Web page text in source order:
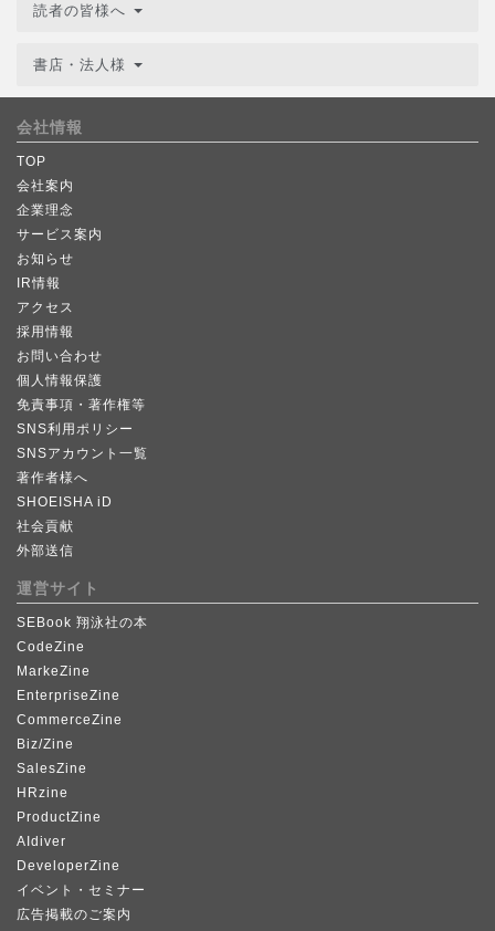
読者の皆様へ
書店・法人様
会社情報
TOP
会社案内
企業理念
サービス案内
お知らせ
IR情報
アクセス
採用情報
お問い合わせ
個人情報保護
免責事項・著作権等
SNS利用ポリシー
SNSアカウント一覧
著作者様へ
SHOEISHA iD
社会貢献
外部送信
運営サイト
SEBook 翔泳社の本
CodeZine
MarkeZine
EnterpriseZine
CommerceZine
Biz/Zine
SalesZine
HRzine
ProductZine
AIdiver
DeveloperZine
イベント・セミナー
広告掲載のご案内